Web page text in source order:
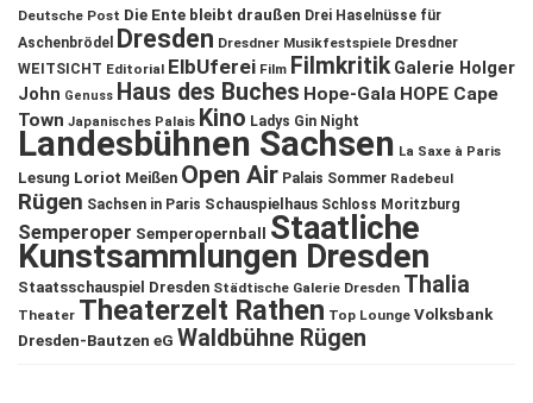
Deutsche Post Die Ente bleibt draußen Drei Haselnüsse für
Aschenbrödel
Dresden Dresdner Musikfestspiele Dresdner
WEITSICHT Editorial ElbUferei Film Filmkritik Galerie Holger
John Genuss Haus des Buches Hope-Gala HOPE Cape
Town Japanisches Palais Kino Ladys Gin Night
Landesbühnen Sachsen La Saxe à Paris
Lesung Loriot Meißen Open Air Palais Sommer Radebeul
Rügen Sachsen in Paris Schauspielhaus Schloss Moritzburg
Semperoper Semperopernball Staatliche
Kunstsammlungen Dresden
Staatsschauspiel Dresden Städtische Galerie Dresden Thalia
Theater Theaterzelt Rathen Top Lounge Volksbank
Dresden-Bautzen eG Waldbühne Rügen